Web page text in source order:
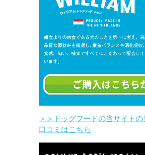
＞＞ドッグフードの当サイト
口コミはこちら